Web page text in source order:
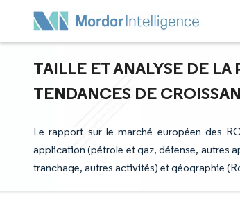
TAILLE ET ANALYSE DE
TENDANCES DE
Le rapport sur le marché européen des
application (pétrole et gaz, défense, autres
tranchage, autres activités) et géographie